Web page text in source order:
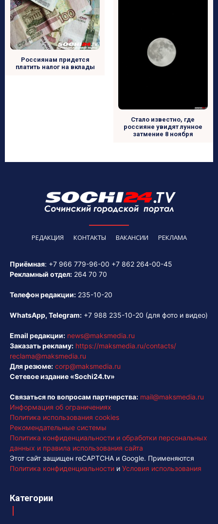
Россиянам придется
платить налог на вклады
Стало известно, где
россияне увидят лунное
затмение 8 ноября
РЕДАКЦИЯ КОНТАКТЫ ВАКАНСИИ РЕКЛАМА
Приёмная: +7 966 779-96-00 +7 862 264-00-45
Рекламный отдел: 264 70 70
Телефон редакции: 235-10-20
WhatsApp, Telegram: +7 988 235-10-20 (для фото и видео)
Email редакции: news@maksmedia.ru
Заказать рекламу: https://maksmedia.ru/contacts/
reclama@maksmedia.ru
Для резюме: corp@maksmedia.ru
Сетевое издание «Sochi24.tv»
Связаться по вопросам партнерства: mail@maksmedia.ru
Информация об ограничениях
Политика использования cookies
Рекомендательные системы
Политика конфиденциальности и обработки персональных
данных и правила использования сайта
Этот сайт защищен reCAPTCHA и Google. Применяются
Политика конфиденциальности и Условия использования
Категории